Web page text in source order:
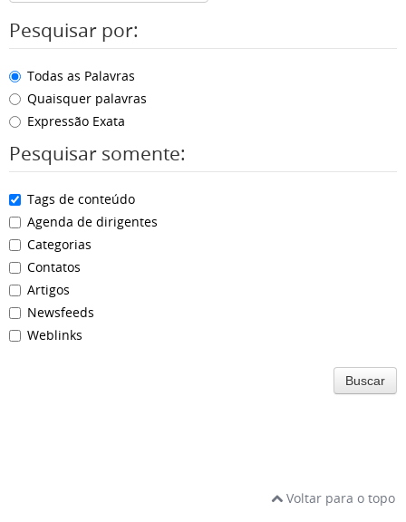
Pesquisar por:
Todas as Palavras
Quaisquer palavras
Expressão Exata
Pesquisar somente:
Tags de conteúdo
Agenda de dirigentes
Categorias
Contatos
Artigos
Newsfeeds
Weblinks
Buscar
Voltar para o topo